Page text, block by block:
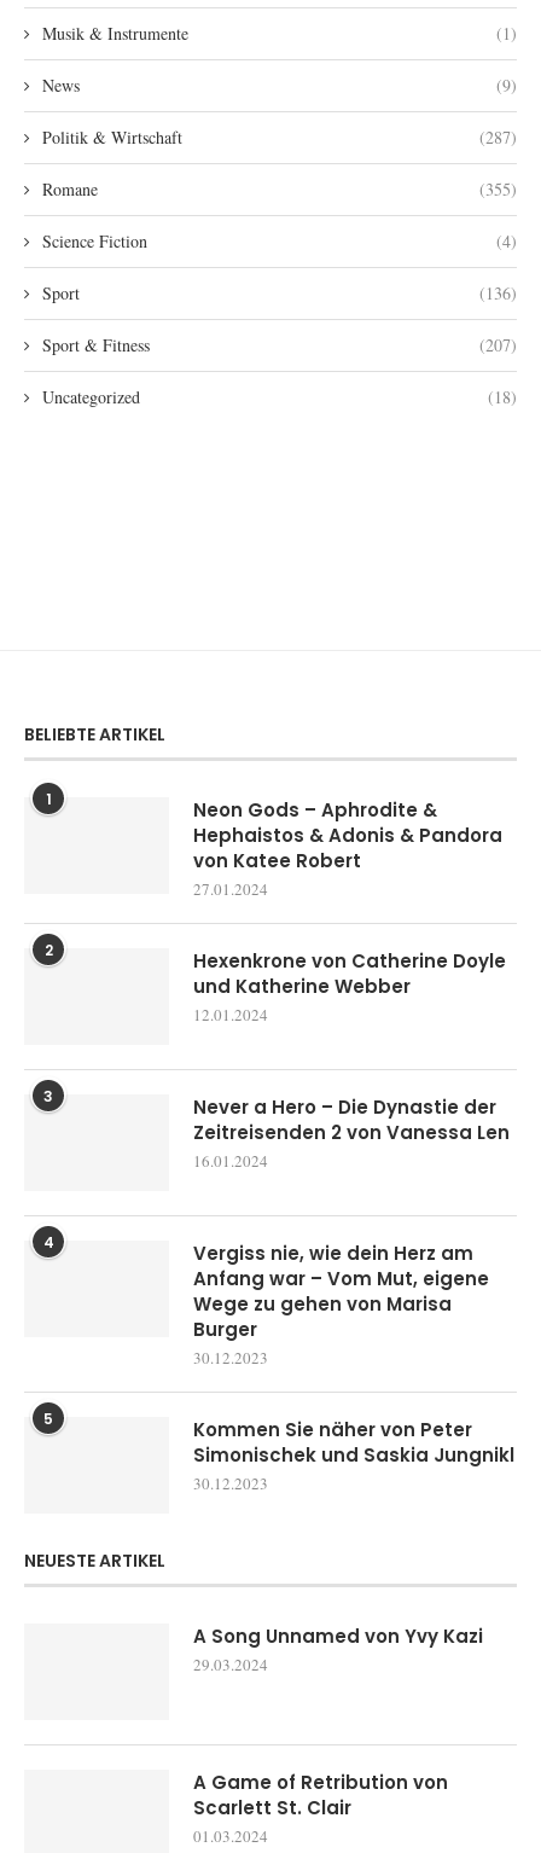
Musik & Instrumente (1)
News (9)
Politik & Wirtschaft (287)
Romane (355)
Science Fiction (4)
Sport (136)
Sport & Fitness (207)
Uncategorized (18)
BELIEBTE ARTIKEL
1
Neon Gods – Aphrodite &
Hephaistos & Adonis & Pandora
von Katee Robert
27.01.2024
2
Hexenkrone von Catherine Doyle
und Katherine Webber
12.01.2024
3
Never a Hero – Die Dynastie der
Zeitreisenden 2 von Vanessa Len
16.01.2024
4
Vergiss nie, wie dein Herz am
Anfang war – Vom Mut, eigene
Wege zu gehen von Marisa
Burger
30.12.2023
5
Kommen Sie näher von Peter
Simonischek und Saskia Jungnikl
30.12.2023
NEUESTE ARTIKEL
A Song Unnamed von Yvy Kazi
29.03.2024
A Game of Retribution von
Scarlett St. Clair
01.03.2024